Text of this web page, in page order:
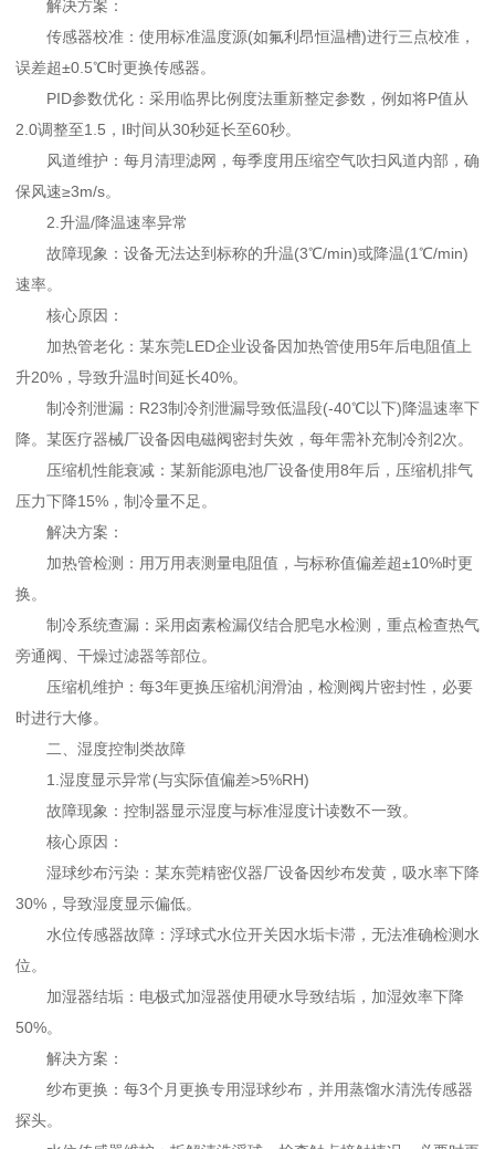
解决方案：
传感器校准：使用标准温度源(如氟利昂恒温槽)进行三点校准，
误差超±0.5℃时更换传感器。
PID参数优化：采用临界比例度法重新整定参数，例如将P值从
2.0调整至1.5，I时间从30秒延长至60秒。
风道维护：每月清理滤网，每季度用压缩空气吹扫风道内部，确
保风速≥3m/s。
2.升温/降温速率异常
故障现象：设备无法达到标称的升温(3℃/min)或降温(1℃/min)
速率。
核心原因：
加热管老化：某东莞LED企业设备因加热管使用5年后电阻值上
升20%，导致升温时间延长40%。
制冷剂泄漏：R23制冷剂泄漏导致低温段(-40℃以下)降温速率下
降。某医疗器械厂设备因电磁阀密封失效，每年需补充制冷剂2次。
压缩机性能衰减：某新能源电池厂设备使用8年后，压缩机排气
压力下降15%，制冷量不足。
解决方案：
加热管检测：用万用表测量电阻值，与标称值偏差超±10%时更
换。
制冷系统查漏：采用卤素检漏仪结合肥皂水检测，重点检查热气
旁通阀、干燥过滤器等部位。
压缩机维护：每3年更换压缩机润滑油，检测阀片密封性，必要
时进行大修。
二、湿度控制类故障
1.湿度显示异常(与实际值偏差>5%RH)
故障现象：控制器显示湿度与标准湿度计读数不一致。
核心原因：
湿球纱布污染：某东莞精密仪器厂设备因纱布发黄，吸水率下降
30%，导致湿度显示偏低。
水位传感器故障：浮球式水位开关因水垢卡滞，无法准确检测水
位。
加湿器结垢：电极式加湿器使用硬水导致结垢，加湿效率下降
50%。
解决方案：
纱布更换：每3个月更换专用湿球纱布，并用蒸馏水清洗传感器
探头。